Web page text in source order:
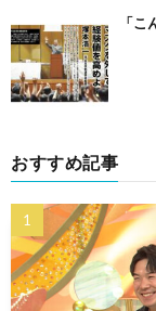
「
おすすめ記事